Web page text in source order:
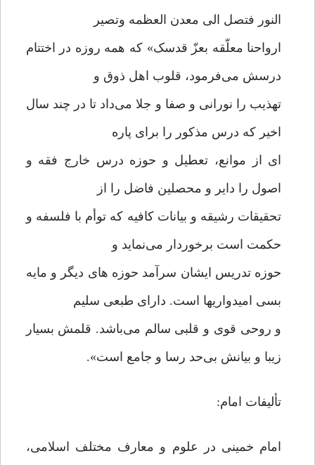
النور فتصل الی معدن العظمه وتصیر
ارواحنا معلّقه بعزّ قدسک» که همه روزه در اختتام
درسش می‌فرمود، قلوب اهل ذوق و
تهذیب را نورانی و صفا و جلا می‌داد تا در چند سال
اخیر که درس مذکور را برای پاره
ای از موانع، تعطیل و حوزه درس خارج فقه و
اصول را دایر و محصلین فاضل را از
تحقیقات رشیقه و بیانات کافیه که توأم با فلسفه و
حکمت است برخوردار می‌نماید و
حوزه تدریس ایشان سرآمد حوزه های دیگر و مایه
بسی امیدواریها است. دارای طبعی سلیم
و روحی قوی و قلبی سالم می‌باشد. قلمش بسیار
زیبا و بیانش بی‌حد رسا و جامع است».
تألیفات امام:
امام خمینی در علوم و معارف مختلف اسلامی،